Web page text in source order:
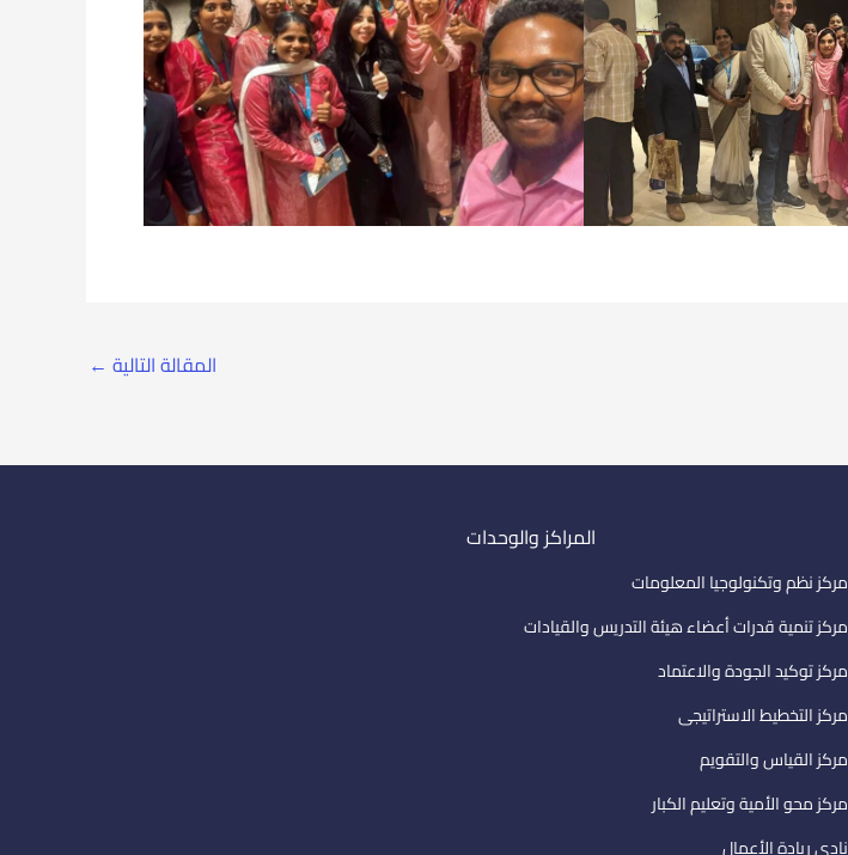
المقالة التالية ←
المراكز والوحدات
مركز نظم وتكنولوجيا المعلومات
مركز تنمية قدرات أعضاء هيئة التدريس والقيادات
مركز توكيد الجودة والاعتماد
مركز التخطيط الاستراتيجى
مركز القياس والتقويم
مركز محو الأمية وتعليم الكبار
نادى ريادة الأعمال